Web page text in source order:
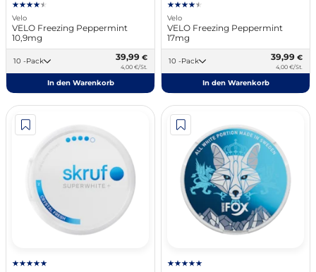
Velo
VELO Freezing Peppermint
10,9mg
10 -Pack 39,99 €
4,00 €/St.
In den Warenkorb
Velo
VELO Freezing Peppermint
17mg
10 -Pack 39,99 €
4,00 €/St.
In den Warenkorb